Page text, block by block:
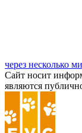
через несколько
Сайт носит
являются